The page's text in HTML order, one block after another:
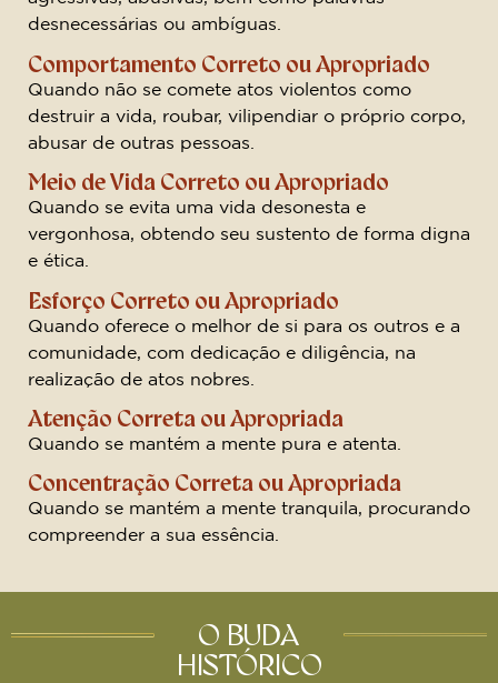
desnecessárias ou ambíguas.
Comportamento Correto ou Apropriado
Quando não se comete atos violentos como
destruir a vida, roubar, vilipendiar o próprio corpo,
abusar de outras pessoas.
Meio de Vida Correto ou Apropriado
Quando se evita uma vida desonesta e
vergonhosa, obtendo seu sustento de forma digna
e ética.
Esforço Correto ou Apropriado
Quando oferece o melhor de si para os outros e a
comunidade, com dedicação e diligência, na
realização de atos nobres.
Atenção Correta ou Apropriada
Quando se mantém a mente pura e atenta.
Concentração Correta ou Apropriada
Quando se mantém a mente tranquila, procurando
compreender a sua essência.
O BUDA
HISTÓRICO